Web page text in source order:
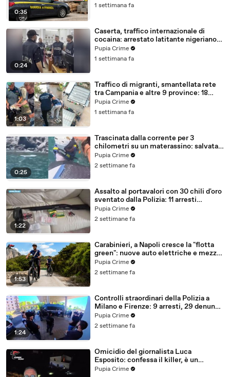
0:35
1 settimana fa
0:24
Caserta, traffico internazionale di
cocaina: arrestato latitante nigeriano
ricercato dal 2019 (28.07.26)
Pupia Crime
1 settimana fa
1:03
Traffico di migranti, smantellata rete
tra Campania e altre 9 province: 18
arresti (27.07.26)
Pupia Crime
1 settimana fa
0:25
Trascinata dalla corrente per 3
chilometri su un materassino: salvata
dalla Polizia (25.07.26)
Pupia Crime
2 settimane fa
1:22
Assalto al portavalori con 30 chili d'oro
sventato dalla Polizia: 11 arresti
(25.07.26)
Pupia Crime
2 settimane fa
1:53
Carabinieri, a Napoli cresce la "flotta
green": nuove auto elettriche e mezzi
sostenibili anche sulle isole (25.07.26)
Pupia Crime
2 settimane fa
1:24
Controlli straordinari della Polizia a
Milano e Firenze: 9 arresti, 29 denunce
e oltre 7mila persone identificate
(25.07.26)
Pupia Crime
2 settimane fa
Omicidio del giornalista Luca
Esposito: confessa il killer, è un
26enne tunisino (25.07.26)
Pupia Crime